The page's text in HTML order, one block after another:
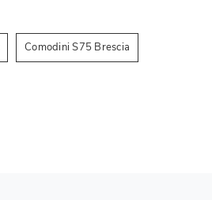
Comodini S75 Brescia